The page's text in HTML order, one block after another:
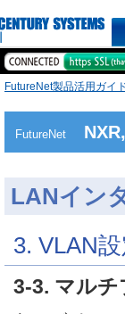
FutureNet製品活用ガイ
FutureNet
LANイン
3. VLAN設
3-3. マルチ